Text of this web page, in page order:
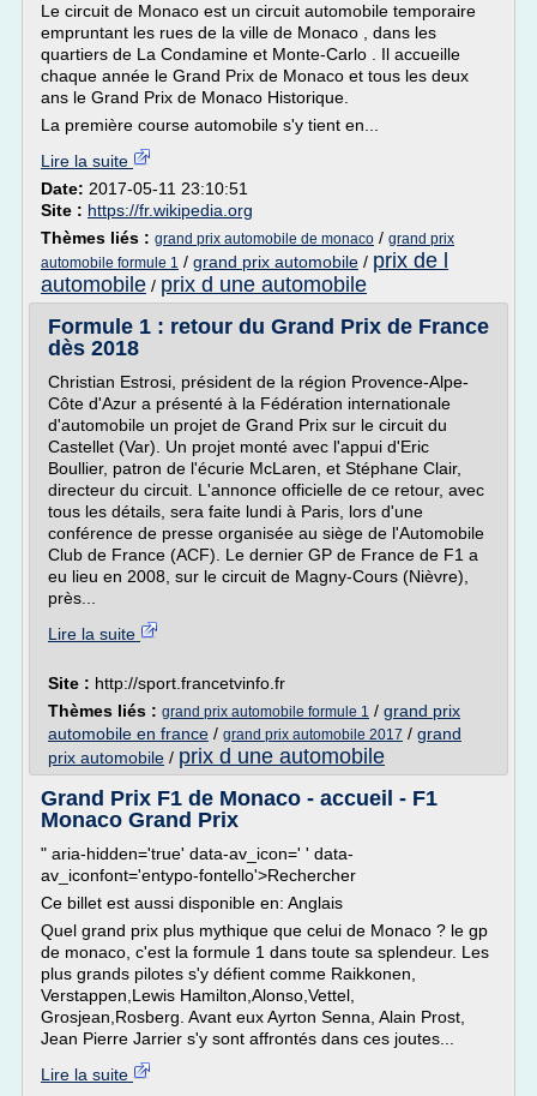
Le circuit de Monaco est un circuit automobile temporaire
empruntant les rues de la ville de Monaco , dans les
quartiers de La Condamine et Monte-Carlo . Il accueille
chaque année le Grand Prix de Monaco et tous les deux
ans le Grand Prix de Monaco Historique.
La première course automobile s'y tient en...
Lire la suite
Date: 2017-05-11 23:10:51
Site : https://fr.wikipedia.org
Thèmes liés : grand prix automobile de monaco / grand prix
automobile formule 1 / grand prix automobile / prix de l
automobile / prix d une automobile
Formule 1 : retour du Grand Prix de France
dès 2018
Christian Estrosi, président de la région Provence-Alpe-
Côte d'Azur a présenté à la Fédération internationale
d'automobile un projet de Grand Prix sur le circuit du
Castellet (Var). Un projet monté avec l'appui d'Eric
Boullier, patron de l'écurie McLaren, et Stéphane Clair,
directeur du circuit. L'annonce officielle de ce retour, avec
tous les détails, sera faite lundi à Paris, lors d'une
conférence de presse organisée au siège de l'Automobile
Club de France (ACF). Le dernier GP de France de F1 a
eu lieu en 2008, sur le circuit de Magny-Cours (Nièvre),
près...
Lire la suite
Site : http://sport.francetvinfo.fr
Thèmes liés : grand prix automobile formule 1 / grand prix
automobile en france / grand prix automobile 2017 / grand
prix automobile / prix d une automobile
Grand Prix F1 de Monaco - accueil - F1
Monaco Grand Prix
" aria-hidden='true' data-av_icon=' ' data-
av_iconfont='entypo-fontello'>Rechercher
Ce billet est aussi disponible en: Anglais
Quel grand prix plus mythique que celui de Monaco ? le gp
de monaco, c'est la formule 1 dans toute sa splendeur. Les
plus grands pilotes s'y défient comme Raikkonen,
Verstappen,Lewis Hamilton,Alonso,Vettel,
Grosjean,Rosberg. Avant eux Ayrton Senna, Alain Prost,
Jean Pierre Jarrier s'y sont affrontés dans ces joutes...
Lire la suite